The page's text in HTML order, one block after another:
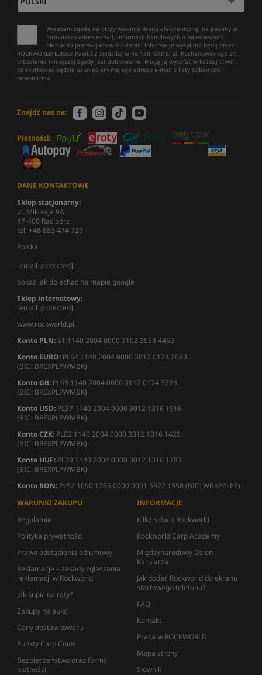
Wyrażam zgodę na otrzymywanie drogą elektroniczną, na podany w
formularzu adres e-mail, informacji handlowych o najnowszych
ofertach i promocjach w e-sklepie. Informacje wysyłane będą przez
ROCKWORLD Łukasz Pawlik z siedzibą w 48-130 Kietrz, ul. Kochanowskiego 21.
Udzielenie niniejszej zgody jest dobrowolne. Mogę ją wycofać w każdej chwili,
co skutkować będzie usunięciem mojego adresu e-mail z listy odbiorców
newslettera.
Znajdź nas na:
Płatności:
DANE KONTAKTOWE
Sklep stacjonarny:
ul. Mikołaja 9A,
47-400 Racibórz
tel. +48 883 474 729
Polska
[email protected]
pokaż jak dojechać na mapie google
Sklep internetowy:
[email protected]
www.rockworld.pl
Konto PLN: 51 1140 2004 0000 3102 3558 4460
Konto EURO: PL64 1140 2004 0000 3812 0174 2683
(BIC: BREXPLPWMBK)
Konto GB: PL63 1140 2004 0000 3112 0174 3723
(BIC: BREXPLPWMBK)
Konto USD: PL37 1140 2004 0000 3012 1316 1916
(BIC: BREXPLPWMBK)
Konto CZK: PL02 1140 2004 0000 3312 1316 1429
(BIC: BREXPLPWMBK)
Konto HUF: PL39 1140 2004 0000 3012 1316 1783
(BIC: BREXPLPWMBK)
Konto RON: PL52 1090 1766 0000 0001 5822 1550 (BIC: WBKPPLPP)
WARUNKI ZAKUPU
Regulamin
Polityka prywatności
Prawo odstąpienia od umowy
Reklamacje – zasady zgłaszania
reklamacji w Rockworld
Jak kupić na raty?
Zakupy na aukcji
Ceny dostaw towaru
Punkty Carp Coins
Bezpieczeństwo oraz formy
płatności
INFORMACJE
Kilka słów o Rockworld
Rockworld Carp Academy
Międzynarodowy Dzień
Karpiarza
Jak dodać Rockworld do ekranu
startowego telefonu?
FAQ
Kontakt
Praca w ROCKWORLD
Mapa strony
Słownik